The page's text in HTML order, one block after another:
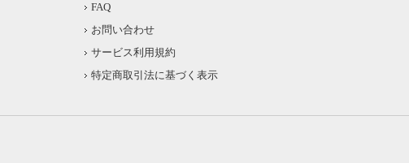
FAQ
お問い合わせ
サービス利用規約
特定商取引法に基づく表示